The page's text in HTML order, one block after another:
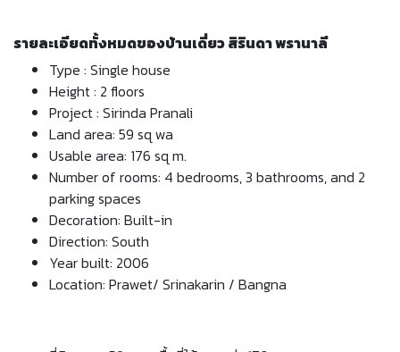
รายละเอียดทั้งหมดของบ้านเดี่ยว สิรินดา พรานาลี
Type : Single house
Height : 2 floors
Project : Sirinda Pranali
Land area: 59 sq wa
Usable area: 176 sq m.
Number of rooms: 4 bedrooms, 3 bathrooms, and 2
parking spaces
Decoration: Built-in
Direction: South
Year built: 2006
Location: Prawet/ Srinakarin / Bangna